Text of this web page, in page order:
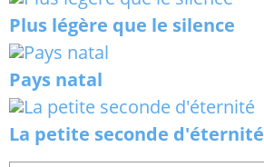
Plus légère que le silence
Pays natal
La petite seconde d'éternité